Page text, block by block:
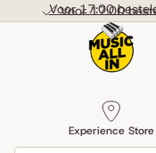
Voor 17:00
Voor 17:00
Experience Store